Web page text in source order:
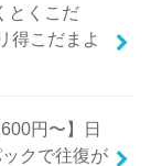
とくこだ
得こだまよ
円〜】日
クで往復が